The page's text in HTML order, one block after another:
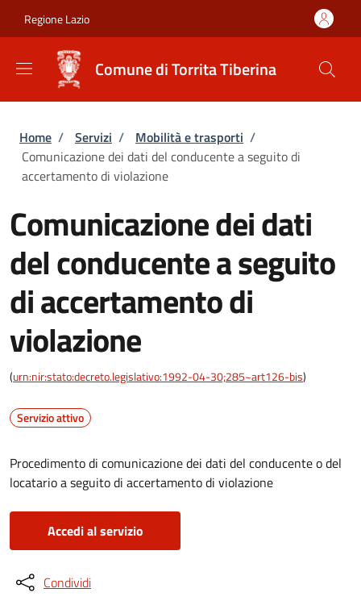
Regione Lazio
Comune di Torrita Tiberina
Briciole di pane
Home / Servizi / Mobilità e trasporti /
Comunicazione dei dati del conducente a seguito di
accertamento di violazione
Comunicazione dei dati
del conducente a seguito
di accertamento di
violazione
(urn:nir:stato:decreto.legislativo:1992-04-30;285~art126-bis)
Servizio attivo
Procedimento di comunicazione dei dati del conducente o del
locatario a seguito di accertamento di violazione
Accedi al servizio
Condividi